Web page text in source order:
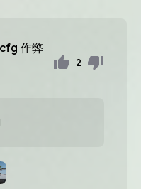
作弊
2